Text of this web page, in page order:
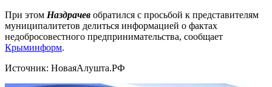
При этом Наздрачев обратился с просьбой к представителям
муниципалитетов делиться информацией о фактах
недобросовестного предпринимательства, сообщает
Крыминформ.
Источник: НоваяАлушта.РФ